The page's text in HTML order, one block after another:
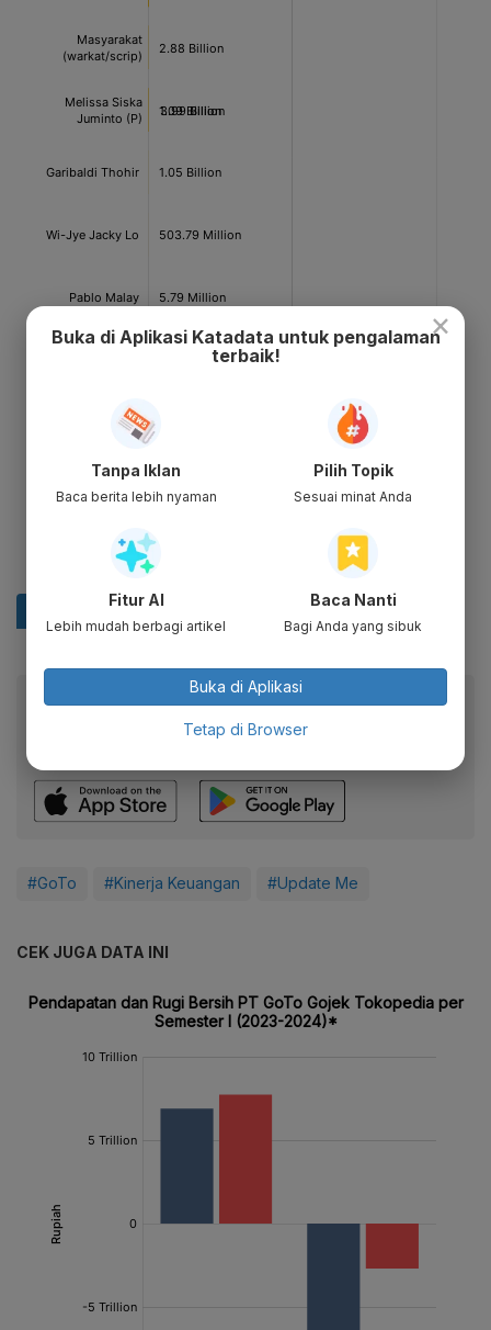
Baca artikel ini lewat aplikasi mobile.
Dapatkan pengalaman membaca lebih nyaman dan nikmati
#GoTo #Kinerja Keuangan #Update Me
CEK JUGA DATA INI
×
Buka di Aplikasi Katadata untuk pengalaman
terbaik!
Tanpa Iklan
Baca berita lebih nyaman
Pilih Topik
Sesuai minat Anda
Fitur AI
Lebih mudah berbagi artikel
Baca Nanti
Bagi Anda yang sibuk
Buka di Aplikasi
Tetap di Browser